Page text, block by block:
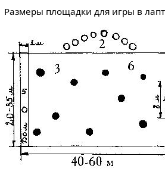
Размеры площадки для игры в